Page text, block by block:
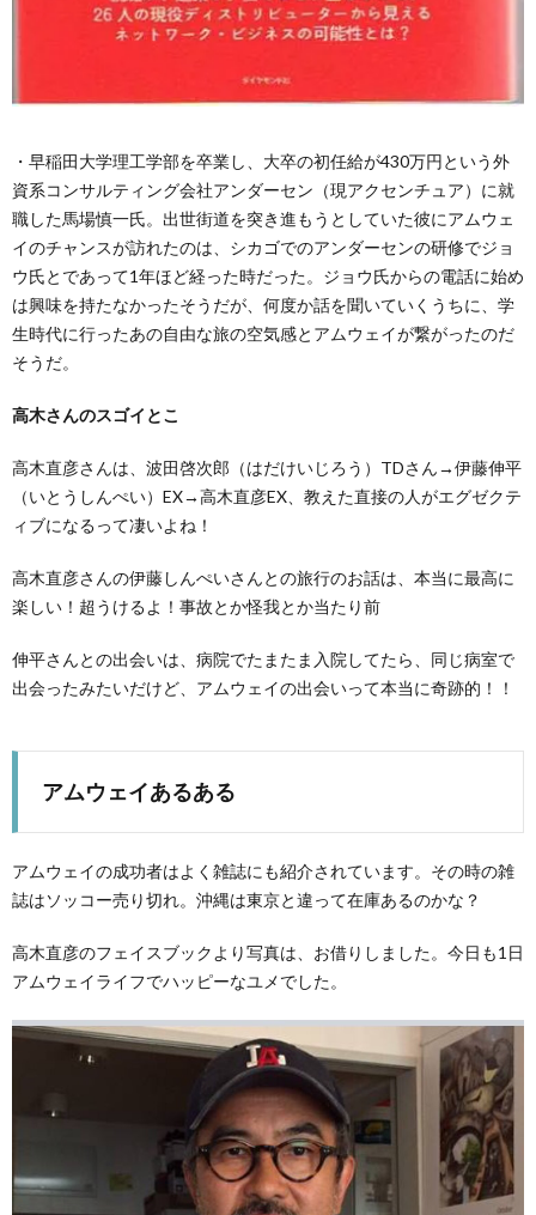
・早稲田大学理工学部を卒業し、大卒の初任給が430万円という外
資系コンサルティング会社アンダーセン（現アクセンチュア）に就
職した馬場慎一氏。出世街道を突き進もうとしていた彼にアムウェ
イのチャンスが訪れたのは、シカゴでのアンダーセンの研修でジョ
ウ氏とであって1年ほど経った時だった。ジョウ氏からの電話に始め
は興味を持たなかったそうだが、何度か話を聞いていくうちに、学
生時代に行ったあの自由な旅の空気感とアムウェイが繋がったのだ
そうだ。
高木さんのスゴイとこ
高木直彦さんは、波田啓次郎（はだけいじろう）TDさん→伊藤伸平
（いとうしんぺい）EX→高木直彦EX、教えた直接の人がエグゼクテ
ィブになるって凄いよね！
高木直彦さんの伊藤しんぺいさんとの旅行のお話は、本当に最高に
楽しい！超うけるよ！事故とか怪我とか当たり前
伸平さんとの出会いは、病院でたまたま入院してたら、同じ病室で
出会ったみたいだけど、アムウェイの出会いって本当に奇跡的！！
アムウェイあるある
アムウェイの成功者はよく雑誌にも紹介されています。その時の雑
誌はソッコー売り切れ。沖縄は東京と違って在庫あるのかな？
高木直彦のフェイスブックより写真は、お借りしました。今日も1日
アムウェイライフでハッピーなユメでした。